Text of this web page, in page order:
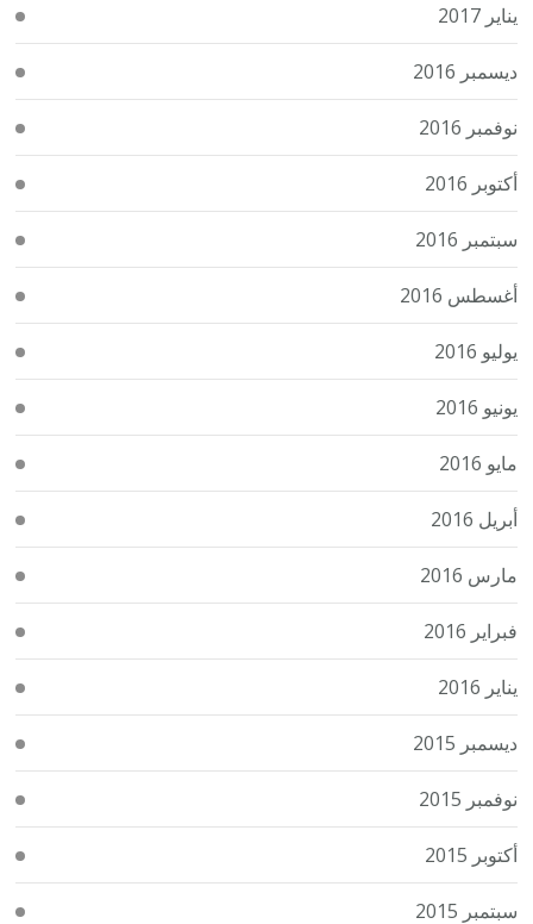
يناير 2017
ديسمبر 2016
نوفمبر 2016
أكتوبر 2016
سبتمبر 2016
أغسطس 2016
يوليو 2016
يونيو 2016
مايو 2016
أبريل 2016
مارس 2016
فبراير 2016
يناير 2016
ديسمبر 2015
نوفمبر 2015
أكتوبر 2015
سبتمبر 2015